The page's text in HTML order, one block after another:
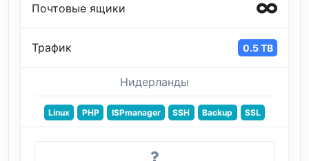
Почтовые ящики
Трафик 0.5 TB
Нидерланды
Linux PHP ISPmanager SSH Backup SSL